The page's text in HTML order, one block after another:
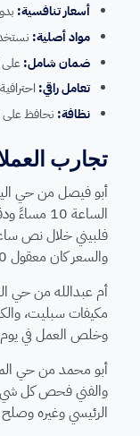
أسعار تنافسية:
مواد أصلية:
ضمان شامل:على
تعامل راقي:
نظافة: نحافظ
تجارب
أبو فيصل من حي
فلبيني خلال نص
والسعر كان معقول 250 ريال، انصح فيهم بقوة”
مكيفات سبليت،
وخلص العمل في يوم
أبو محمد من حي
والفني فحص كل شي
الرئيسي وغيره